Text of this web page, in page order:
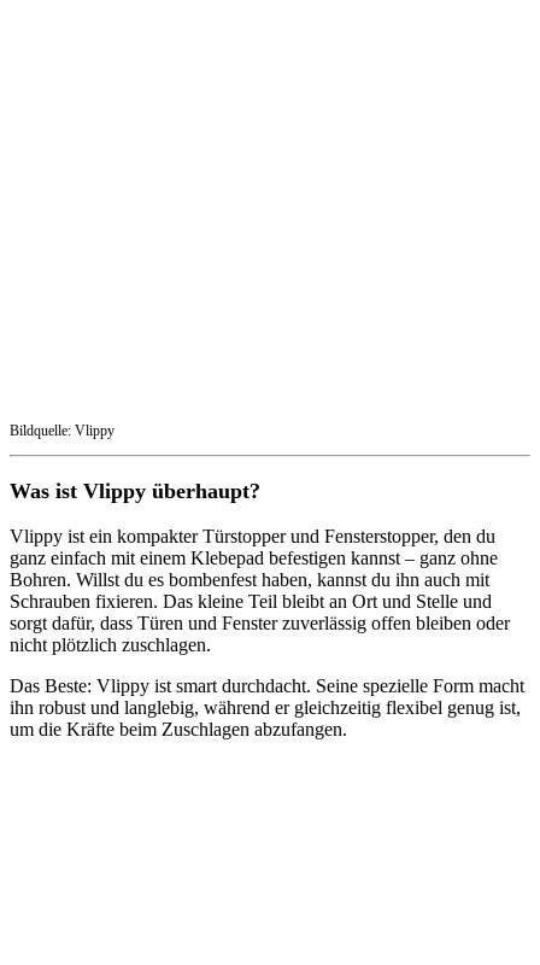
Bildquelle: Vlippy
Was ist Vlippy überhaupt?
Vlippy ist ein kompakter Türstopper und Fensterstopper, den du
ganz einfach mit einem Klebepad befestigen kannst – ganz ohne
Bohren. Willst du es bombenfest haben, kannst du ihn auch mit
Schrauben fixieren. Das kleine Teil bleibt an Ort und Stelle und
sorgt dafür, dass Türen und Fenster zuverlässig offen bleiben oder
nicht plötzlich zuschlagen.
Das Beste: Vlippy ist smart durchdacht. Seine spezielle Form macht
ihn robust und langlebig, während er gleichzeitig flexibel genug ist,
um die Kräfte beim Zuschlagen abzufangen.